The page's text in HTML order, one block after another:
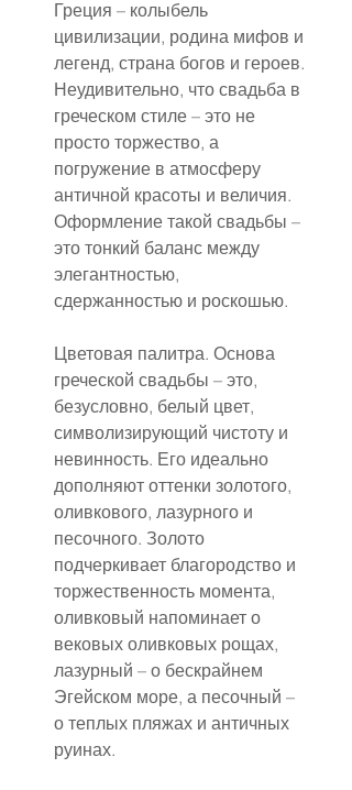
Греция – колыбель
цивилизации, родина мифов и
легенд, страна богов и героев.
Неудивительно, что свадьба в
греческом стиле – это не
просто торжество, а
погружение в атмосферу
античной красоты и величия.
Оформление такой свадьбы –
это тонкий баланс между
элегантностью,
сдержанностью и роскошью.
Цветовая палитра. Основа
греческой свадьбы – это,
безусловно, белый цвет,
символизирующий чистоту и
невинность. Его идеально
дополняют оттенки золотого,
оливкового, лазурного и
песочного. Золото
подчеркивает благородство и
торжественность момента,
оливковый напоминает о
вековых оливковых рощах,
лазурный – о бескрайнем
Эгейском море, а песочный –
о теплых пляжах и античных
руинах.